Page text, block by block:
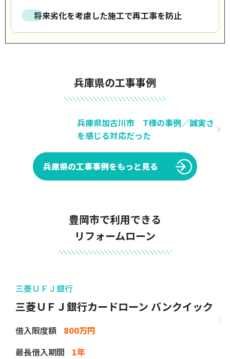
将来劣化を考慮した施工で再工事を防止
兵庫県の工事事例
兵庫県加古川市 T様の事例／誠実さ
を感じる対応だった
兵庫県の工事事例をもっと見る
豊岡市で利用できる
リフォームローン
三菱ＵＦＪ銀行
三菱ＵＦＪ銀行カードローン バンクイック
借入限度額
800万円
最長借入期間
1年